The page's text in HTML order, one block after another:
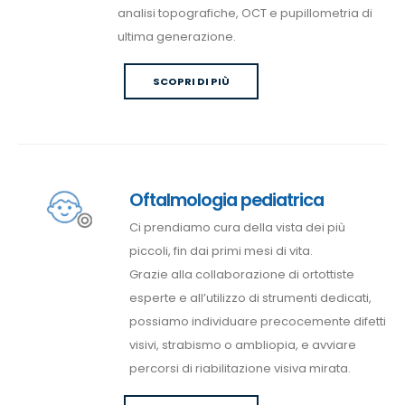
analisi topografiche, OCT e pupillometria di
ultima generazione.
SCOPRI DI PIÙ
Oftalmologia pediatrica
Ci prendiamo cura della vista dei più
piccoli, fin dai primi mesi di vita.
Grazie alla collaborazione di ortottiste
esperte e all’utilizzo di strumenti dedicati,
possiamo individuare precocemente difetti
visivi, strabismo o ambliopia, e avviare
percorsi di riabilitazione visiva mirata.